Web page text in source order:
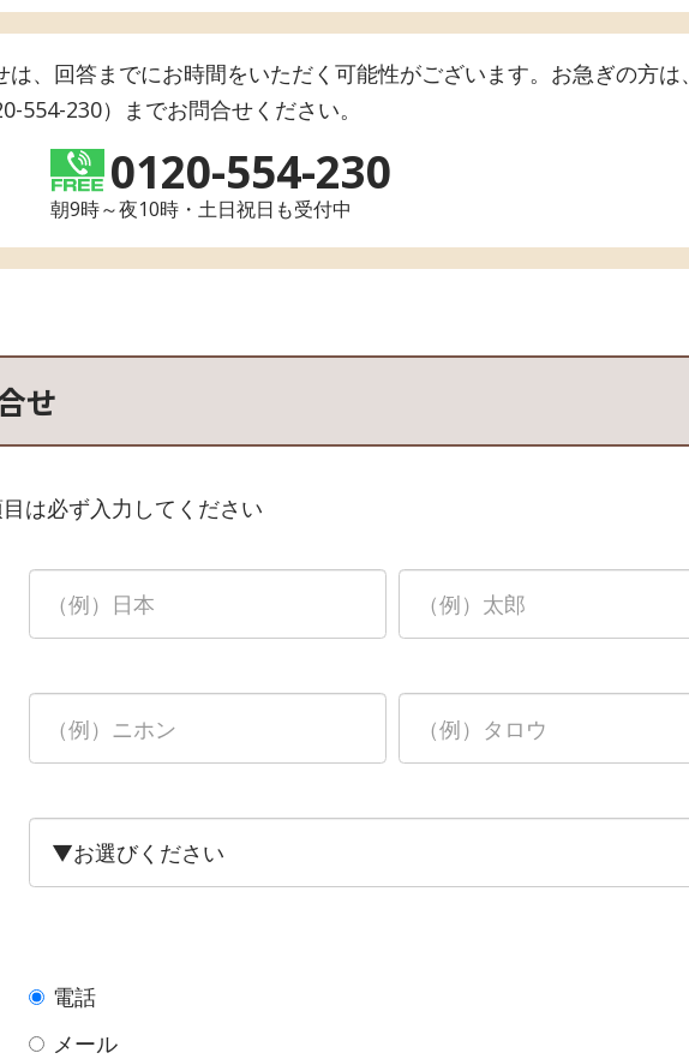
は、回答までにお時間をいただく可能性がございます。お急ぎの方は、
554-230）までお問合せください。
0120-554-230
朝9時～夜10時・土日祝日も受付中
せ
は必ず入力してください
電話
メール